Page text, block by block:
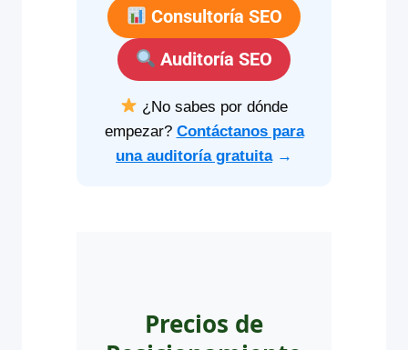
Consultoría SEO
Auditoría SEO
¿No sabes por dónde
empezar? Contáctanos para
una auditoría gratuita→
Precios de